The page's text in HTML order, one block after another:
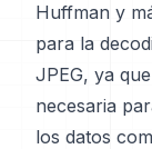
Huffman y
para la
JPEG, ya
necesaria
los datos